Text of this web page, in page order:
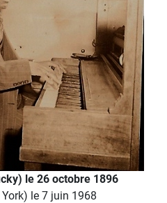
le 26 octobre 1896
le 7 juin 1968